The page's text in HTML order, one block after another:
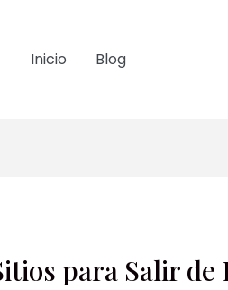
Inicio Blog
para Salir de